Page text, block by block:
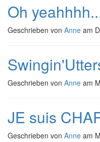
Oh
Geschrieben von Anne am
Geschrieben von Anne am
JE suis
Geschrieben von Anne am